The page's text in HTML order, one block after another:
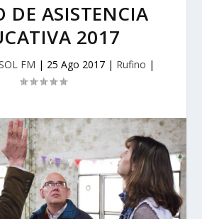
DE ASISTENCIA
2017
FM | 25 Ago 2017| Rufino |